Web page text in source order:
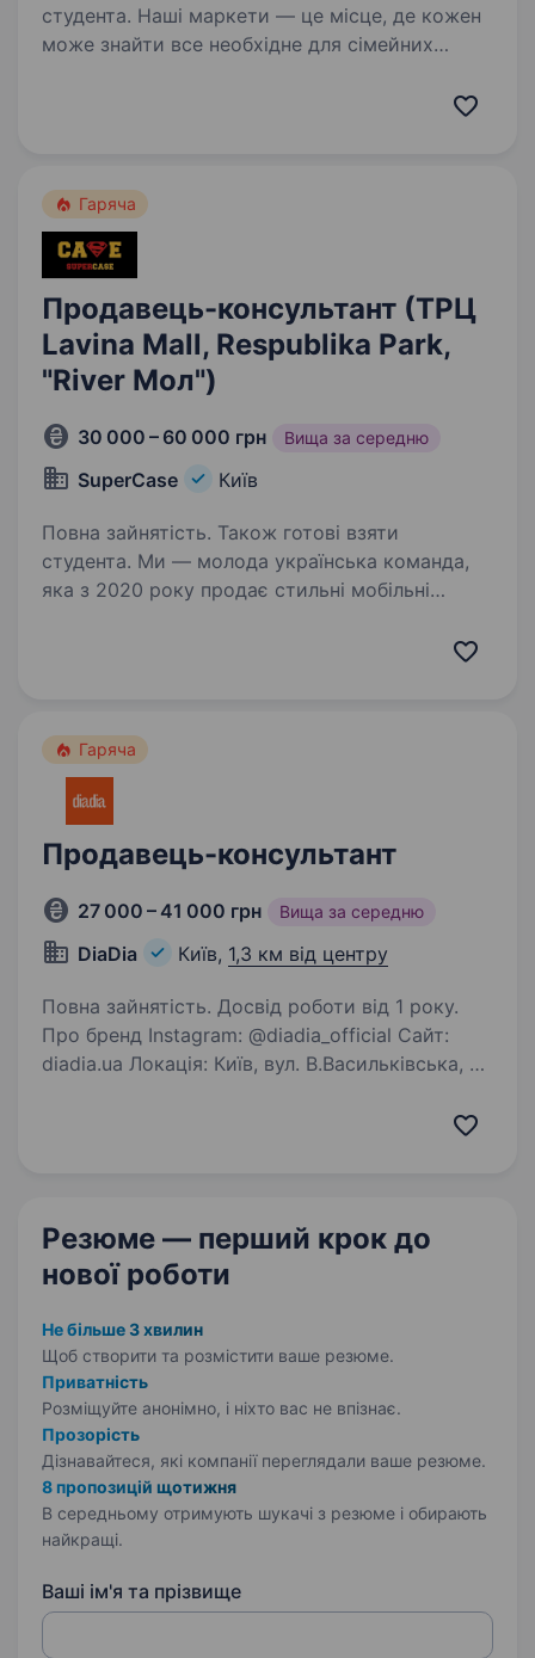
студента. Наші маркети — це місце, де кожен
може знайти все необхідне для сімейних
з м’ясних та кулінарійних цехів, а також вигідні
Гаряча
Продавець-консультант (ТРЦ
Lavina Mall, Respublika Park,
"River Мол")
30 000 – 60 000 грн Вища за середню
SuperСase Київ
Повна зайнятість. Також готові взяти
студента. Ми — молода українська команда,
яка з 2020 року продає стильні мобільні
Гаряча
Продавець-консультант
27 000 – 41 000 грн Вища за середню
DiaDia Київ, 1,3 км від центру
Повна зайнятість. Досвід роботи від 1 року.
Про бренд Instagram: @diadia_official Сайт:
diadia.ua Локація: Київ, вул. В.Васильківська, 27
Резюме — перший крок до
нової роботи
Не більше 3 хвилин
Щоб створити та розмістити ваше резюме.
Приватність
Розміщуйте анонімно, і ніхто вас не впізнає.
Прозорість
Дізнавайтеся, які компанії переглядали ваше резюме.
8 пропозицій щотижня
В середньому отримують шукачі з резюме і обирають
найкращі.
Ваші ім'я та прізвище